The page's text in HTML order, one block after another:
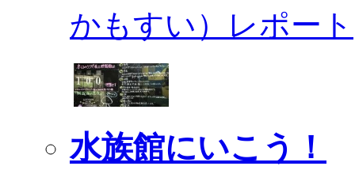
かもすい）レポート
水族館にいこう！